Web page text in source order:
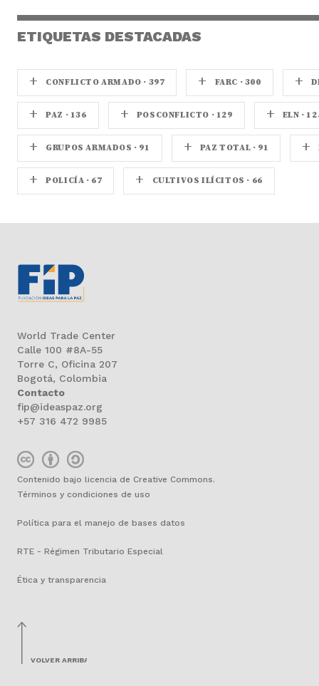
ETIQUETAS DESTACADAS
+ CONFLICTO ARMADO · 397 + FARC · 300 +
+ PAZ · 136 + POSCONFLICTO · 129 + ELN ·
+ GRUPOS ARMADOS · 91 + PAZ TOTAL · 91 +
+ POLICÍA · 67 + CULTIVOS ILÍCITOS · 66
World Trade Center
Calle 100 #8A-55
Torre C, Oficina 207
Bogotá, Colombia
Contacto
fip@ideaspaz.org
+57 316 472 9985
Contenido bajo licencia de Creative Commons.
Términos y condiciones de uso
Política para el manejo de bases datos
RTE - Régimen Tributario Especial
Ética y transparencia
VOLVER ARRIBA